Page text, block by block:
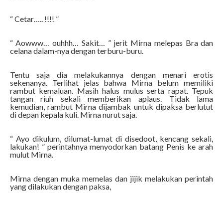
“ Cetar….. !!!! ”
“ Aowww… ouhhh… Sakit… ” jerit Mirna melepas Bra dan
celana dalam-nya dengan terburu-buru.
Tentu saja dia melakukannya dengan menari erotis
sekenanya. Terlihat jelas bahwa Mirna belum memiliki
rambut kemaluan. Masih halus mulus serta rapat. Tepuk
tangan riuh sekali memberikan aplaus. Tidak lama
kemudian, rambut Mirna dijambak untuk dipaksa berlutut
di depan kepala kuli. Mirna nurut saja.
“ Ayo dikulum, dilumat-lumat di disedoot, kencang sekali,
lakukan! ” perintahnya menyodorkan batang Penis ke arah
mulut Mirna.
Mirna dengan muka memelas dan jijik melakukan perintah
yang dilakukan dengan paksa,